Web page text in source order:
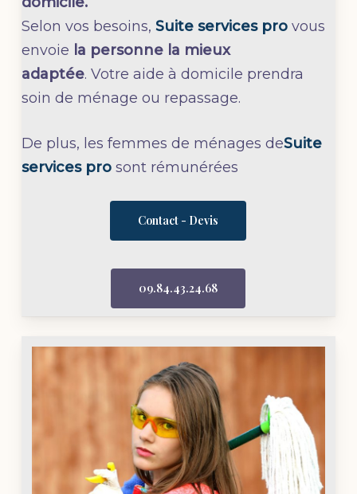
Selon vos besoins, Suite services provous
envoie la personne la mieux
adaptée. Votre aide à domicile prendra
soin de ménage ou repassage.
De plus, les femmes de ménages deSuite
services prosont rémunérées
Contact - Devis
09.84.43.24.68